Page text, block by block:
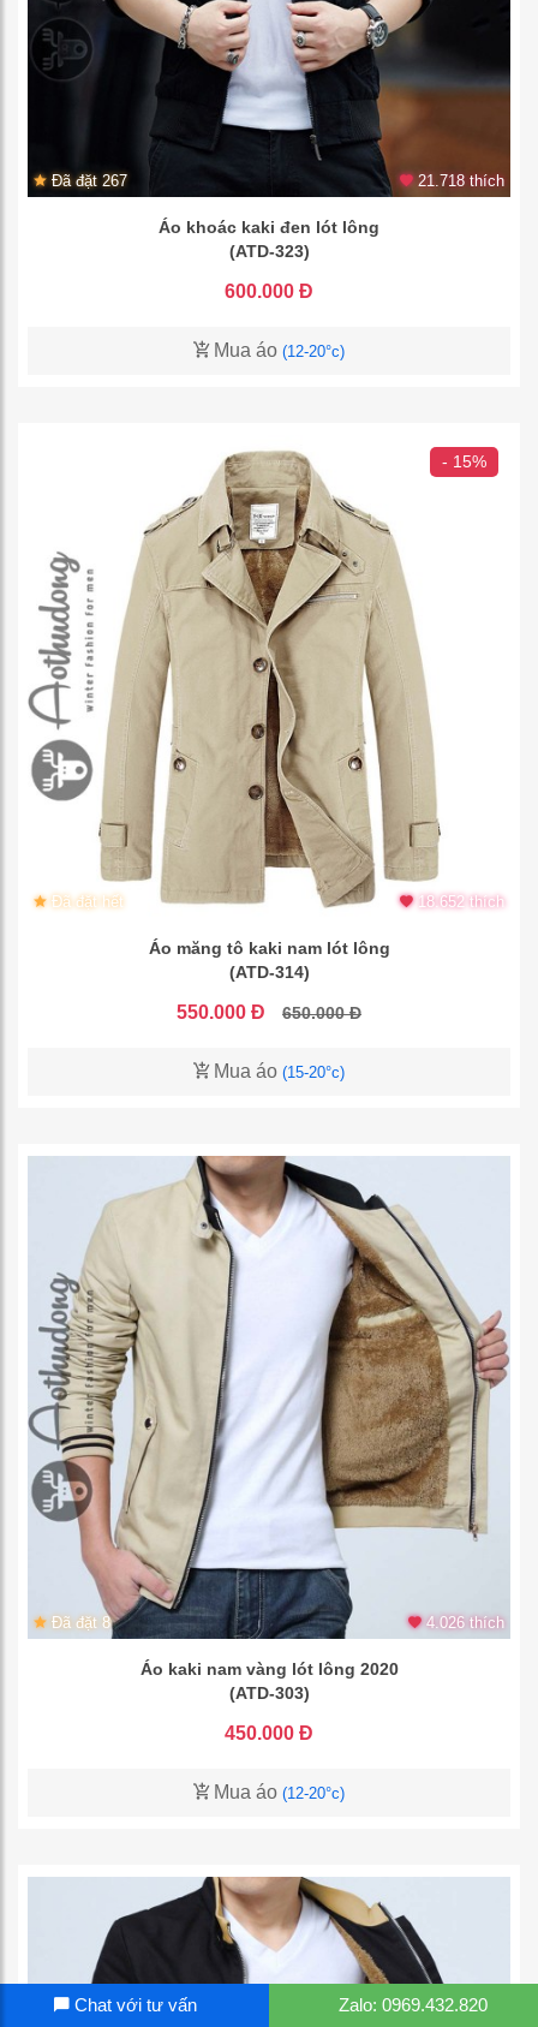
Đã đặt 267 21.718 thích
Áo khoác kaki đen lót lông
(ATD-323)
600.000 Đ
Mua áo (12-20°c)
- 15%
Đã đặt hết 18.652 thích
Áo măng tô kaki nam lót lông
(ATD-314)
550.000 Đ 650.000 Đ
Mua áo (15-20°c)
Đã đặt 8 4.026 thích
Áo kaki nam vàng lót lông 2020
(ATD-303)
450.000 Đ
Mua áo (12-20°c)
Chat với tư vấn Zalo: 0969.432.820